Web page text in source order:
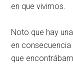
en que vivimos.
Noto que hay
en
que